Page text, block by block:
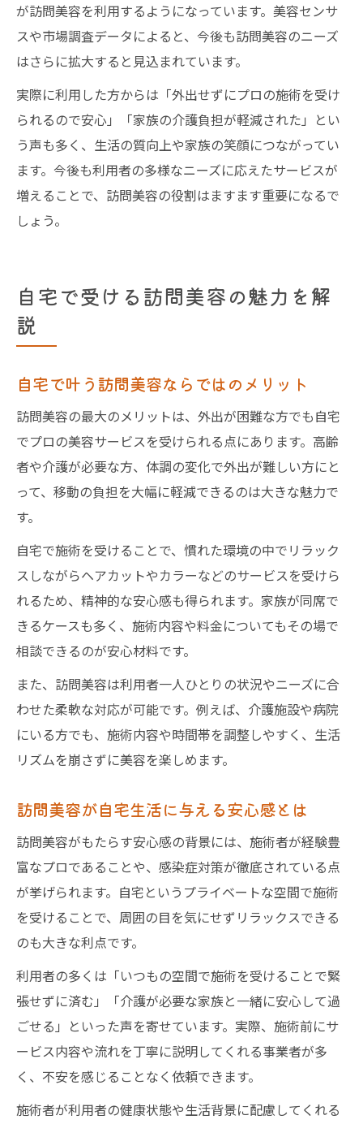
が訪問美容を利用するようになっています。美容センサ
スや市場調査データによると、今後も訪問美容のニーズ
はさらに拡大すると見込まれています。
実際に利用した方からは「外出せずにプロの施術を受け
られるので安心」「家族の介護負担が軽減された」とい
う声も多く、生活の質向上や家族の笑顔につながってい
ます。今後も利用者の多様なニーズに応えたサービスが
増えることで、訪問美容の役割はますます重要になるで
しょう。
自宅で受ける訪問美容の魅力を解
説
自宅で叶う訪問美容ならではのメリット
訪問美容の最大のメリットは、外出が困難な方でも自宅
でプロの美容サービスを受けられる点にあります。高齢
者や介護が必要な方、体調の変化で外出が難しい方にと
って、移動の負担を大幅に軽減できるのは大きな魅力で
す。
自宅で施術を受けることで、慣れた環境の中でリラック
スしながらヘアカットやカラーなどのサービスを受けら
れるため、精神的な安心感も得られます。家族が同席で
きるケースも多く、施術内容や料金についてもその場で
相談できるのが安心材料です。
また、訪問美容は利用者一人ひとりの状況やニーズに合
わせた柔軟な対応が可能です。例えば、介護施設や病院
にいる方でも、施術内容や時間帯を調整しやすく、生活
リズムを崩さずに美容を楽しめます。
訪問美容が自宅生活に与える安心感とは
訪問美容がもたらす安心感の背景には、施術者が経験豊
富なプロであることや、感染症対策が徹底されている点
が挙げられます。自宅というプライベートな空間で施術
を受けることで、周囲の目を気にせずリラックスできる
のも大きな利点です。
利用者の多くは「いつもの空間で施術を受けることで緊
張せずに済む」「介護が必要な家族と一緒に安心して過
ごせる」といった声を寄せています。実際、施術前にサ
ービス内容や流れを丁寧に説明してくれる事業者が多
く、不安を感じることなく依頼できます。
施術者が利用者の健康状態や生活背景に配慮してくれる